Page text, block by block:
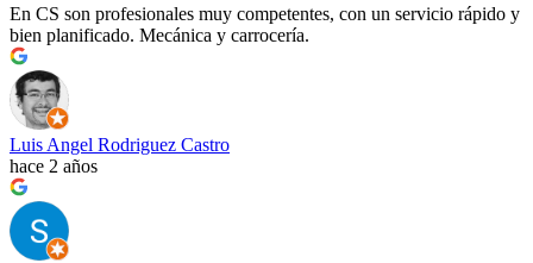
En CS son profesionales muy competentes, con un servicio rápido y
bien planificado. Mecánica y carrocería.
Luis Angel Rodriguez Castro
hace 2 años